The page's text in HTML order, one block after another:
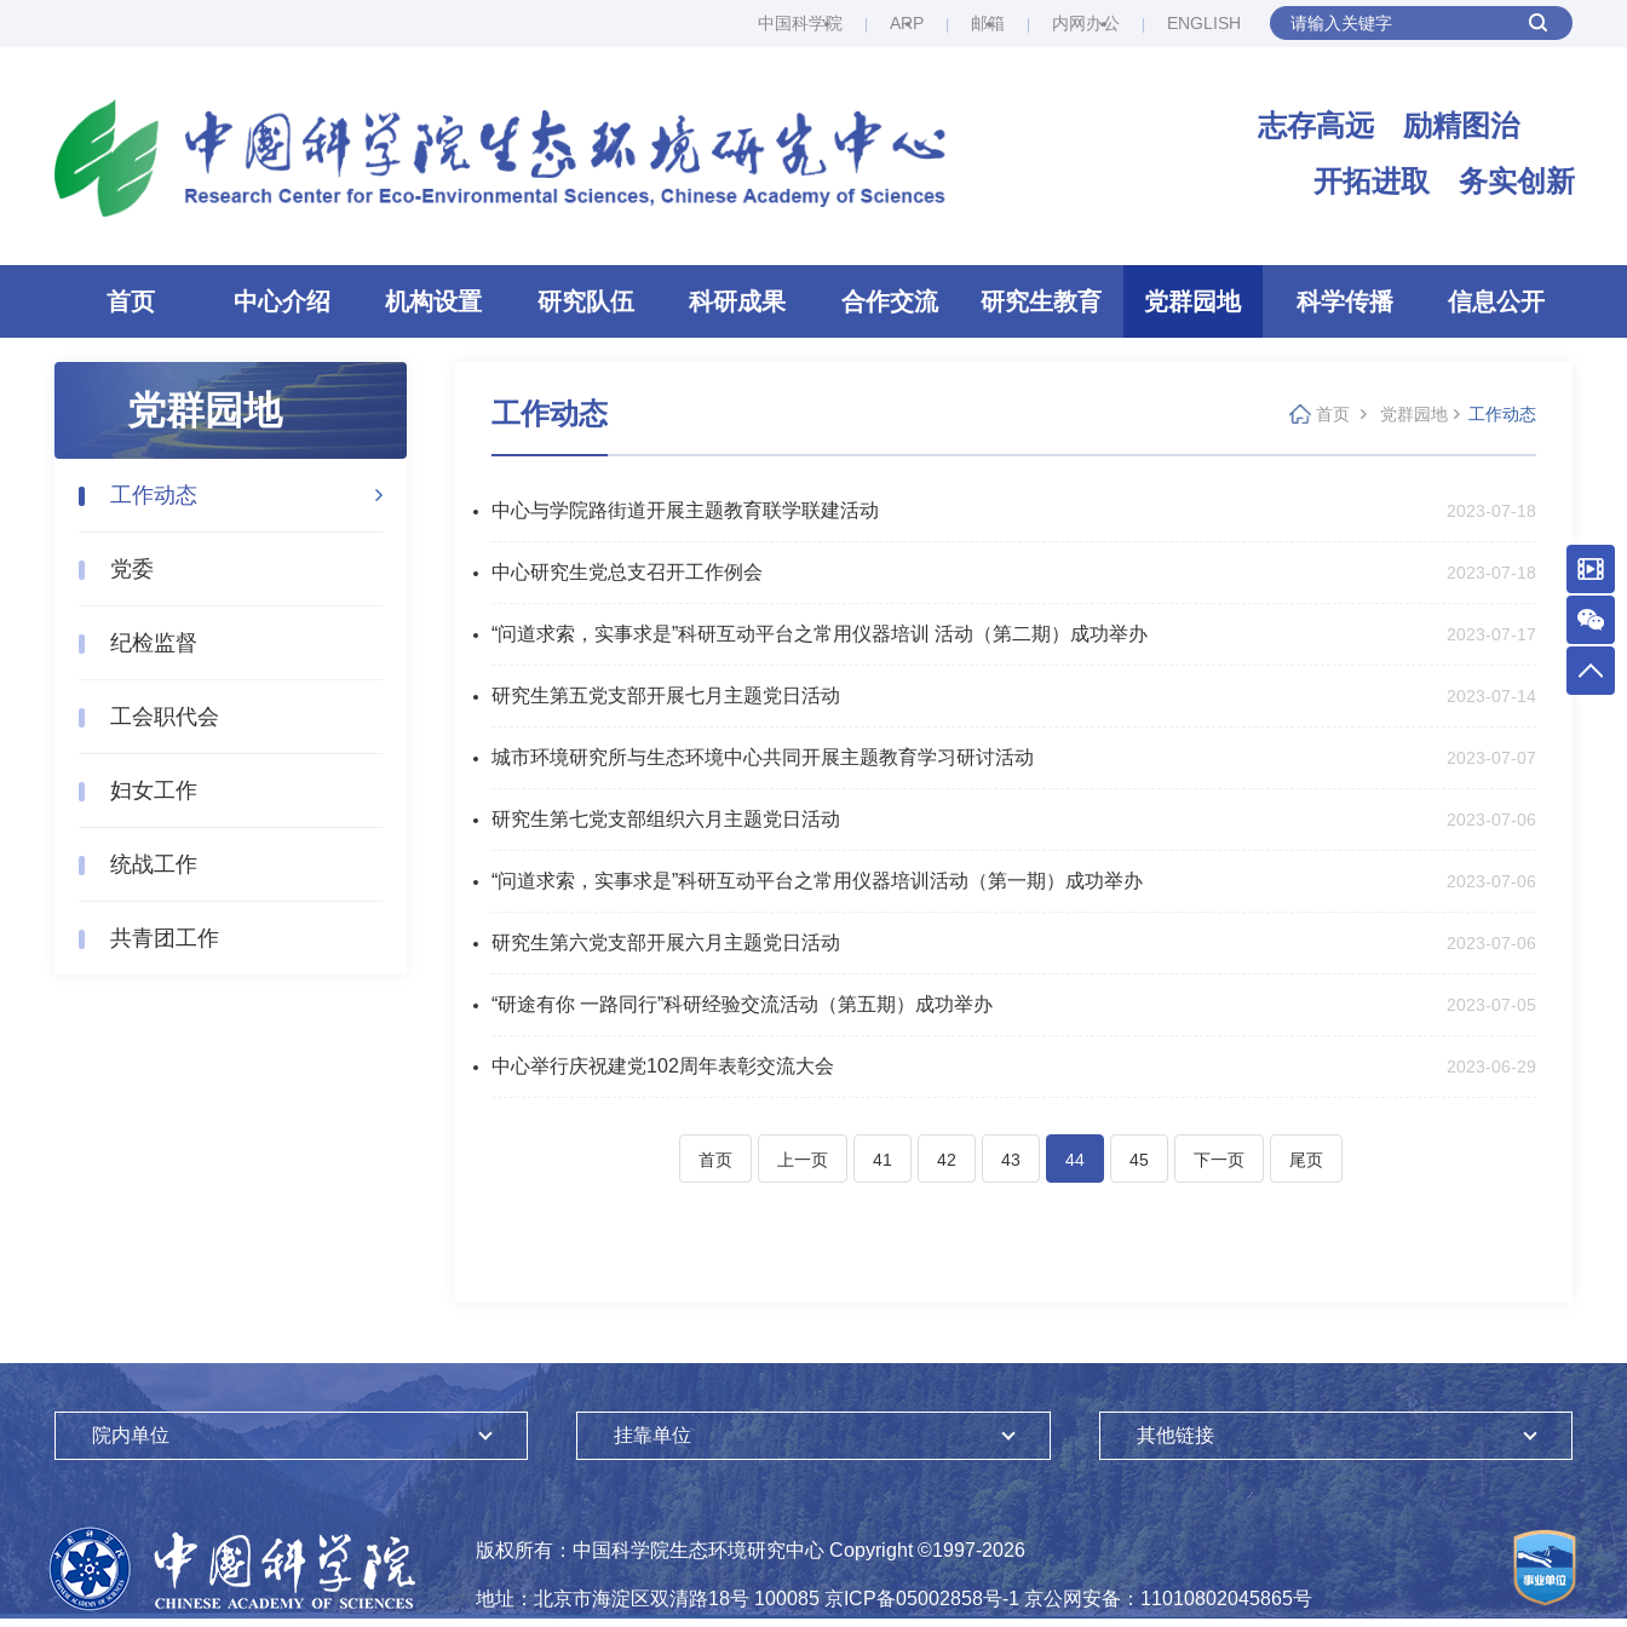
中国科学院 ARP 邮箱 内网办公 ENGLISH
志存高远 励精图治
开拓进取 务实创新
首页 中心介绍 机构设置 研究队伍 科研成果 合作交流 研究生教育 党群园地 科学传播 信息公开
党群园地
工作动态
党委
纪检监督
工会职代会
妇女工作
统战工作
共青团工作
工作动态 首页 党群园地 工作动态
中心与学院路街道开展主题教育联学联建活动 2023-07-18
中心研究生党总支召开工作例会 2023-07-18
“问道求索，实事求是”科研互动平台之常用仪器培训 活动（第二期）成功举办 2023-07-17
研究生第五党支部开展七月主题党日活动 2023-07-14
城市环境研究所与生态环境中心共同开展主题教育学习研讨活动 2023-07-07
研究生第七党支部组织六月主题党日活动 2023-07-06
“问道求索，实事求是”科研互动平台之常用仪器培训活动（第一期）成功举办 2023-07-06
研究生第六党支部开展六月主题党日活动 2023-07-06
“研途有你 一路同行”科研经验交流活动（第五期）成功举办 2023-07-05
中心举行庆祝建党102周年表彰交流大会 2023-06-29
首页 上一页 41 42 43 44 45 下一页 尾页
院内单位 挂靠单位 其他链接
版权所有： 中国科学院生态环境研究中心 Copyright ©1997-2026
地址：北京市海淀区双清路18号 100085 京ICP备05002858号-1 京公网安备：11010802045865号